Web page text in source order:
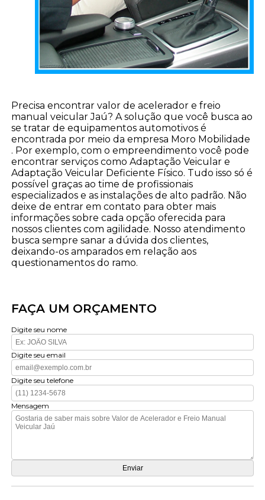
Precisa encontrar valor de acelerador e freio
manual veicular Jaú? A solução que você busca ao
se tratar de equipamentos automotivos é
encontrada por meio da empresa Moro Mobilidade
. Por exemplo, com o empreendimento você pode
encontrar serviços como Adaptação Veicular e
Adaptação Veicular Deficiente Físico. Tudo isso só é
possível graças ao time de profissionais
especializados e as instalações de alto padrão. Não
deixe de entrar em contato para obter mais
informações sobre cada opção oferecida para
nossos clientes com agilidade. Nosso atendimento
busca sempre sanar a dúvida dos clientes,
deixando-os amparados em relação aos
questionamentos do ramo.
FAÇA UM ORÇAMENTO
Digite seu nome
Digite seu email
Digite seu telefone
Mensagem